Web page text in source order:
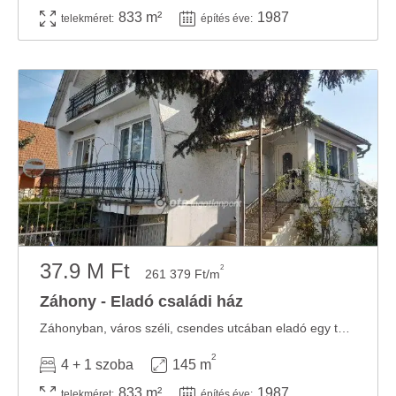
telekméret: 833 m² építés éve: 1987
37.9 M Ft 261 379 Ft/m2
Záhony - Eladó családi ház
4 + 1 szoba 145 m
2
833 m² 1987